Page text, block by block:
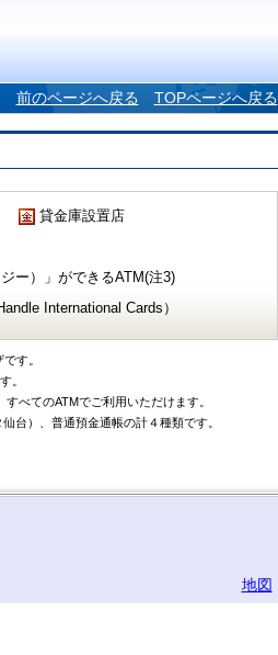
前のページへ戻る TOPページへ戻る
貸金庫設置店
ー）」ができるATM(注3)
International Cards）
す。
。
べてのATMでご利用いただけます。
台）、普通預金通帳の計４種類です。
地図